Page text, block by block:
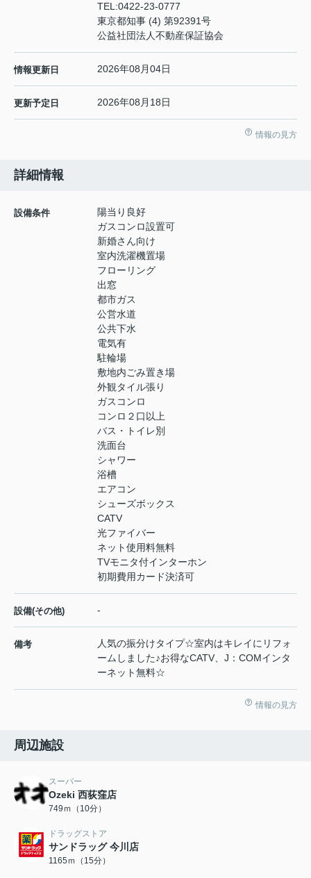
TEL:0422-23-0777
東京都知事 (4) 第92391号
公益社団法人不動産保証協会
情報更新日 2026年08月04日
更新予定日 2026年08月18日
情報の見方
詳細情報
設備条件
陽当り良好
ガスコンロ設置可
新婚さん向け
室内洗濯機置場
フローリング
出窓
都市ガス
公営水道
公共下水
電気有
駐輪場
敷地内ごみ置き場
外観タイル張り
ガスコンロ
コンロ２口以上
バス・トイレ別
洗面台
シャワー
浴槽
エアコン
シューズボックス
CATV
光ファイバー
ネット使用料無料
TVモニタ付インターホン
初期費用カード決済可
設備(その他) -
備考
人気の振分けタイプ☆室内はキレイにリフォ
ームしました♪お得なCATV、J：COMインタ
ーネット無料☆
情報の見方
周辺施設
スーパー
Ozeki 西荻窪店
749ｍ（10分）
ドラッグストア
サンドラッグ 今川店
1165ｍ（15分）